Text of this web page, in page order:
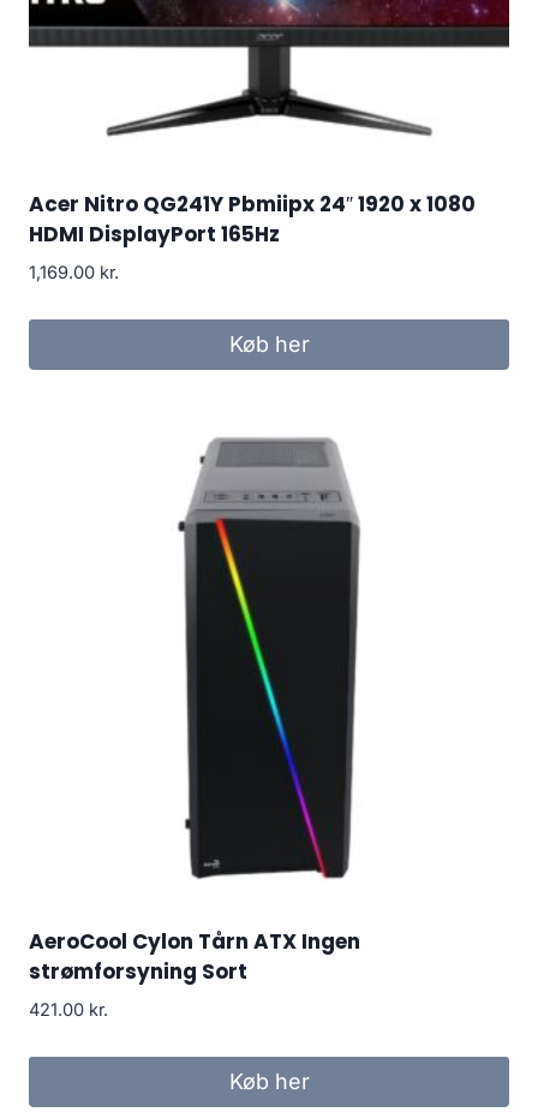
Acer Nitro QG241Y Pbmiipx 24″ 1920 x 1080
HDMI DisplayPort 165Hz
1,169.00 kr.
Køb her
AeroCool Cylon Tårn ATX Ingen
strømforsyning Sort
421.00 kr.
Køb her